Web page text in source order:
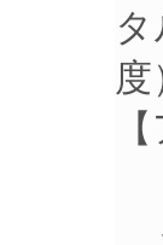
度